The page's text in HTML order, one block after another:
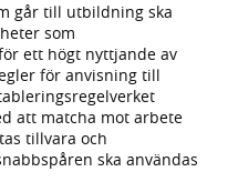
går till utbildning ska
som
ett högt nyttjande av
för anvisning till
att matcha mot arbete
tillvara och
ska användas